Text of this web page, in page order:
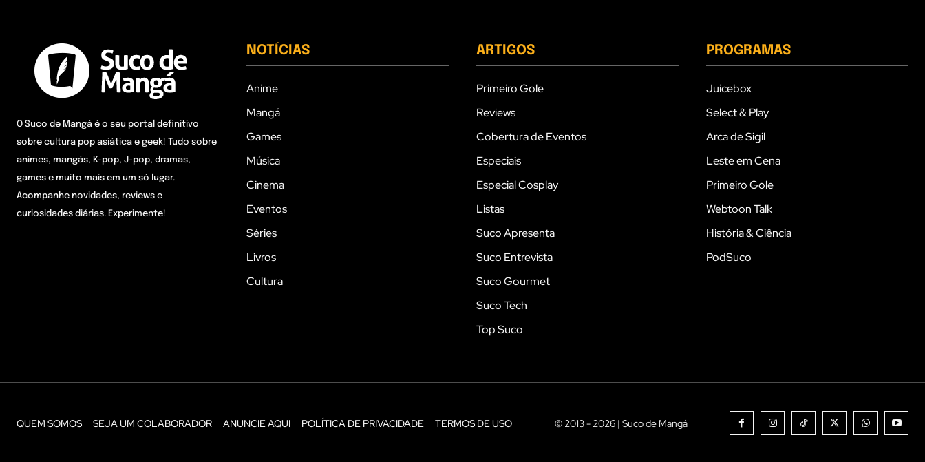
O Suco de Mangá é o seu portal definitivo
sobre cultura pop asiática e geek! Tudo sobre
animes, mangás, K-pop, J-pop, dramas,
games e muito mais em um só lugar.
Acompanhe novidades, reviews e
curiosidades diárias. Experimente!
NOTÍCIAS
Anime
Mangá
Games
Música
Cinema
Eventos
Séries
Livros
Cultura
ARTIGOS
Primeiro Gole
Reviews
Cobertura de Eventos
Especiais
Especial Cosplay
Listas
Suco Apresenta
Suco Entrevista
Suco Gourmet
Suco Tech
Top Suco
PROGRAMAS
Juicebox
Select & Play
Arca de Sigil
Leste em Cena
Primeiro Gole
Webtoon Talk
História & Ciência
PodSuco
QUEM SOMOS SEJA UM COLABORADOR ANUNCIE AQUI POLÍTICA DE PRIVACIDADE TERMOS DE USO © 2013 - 2026 | Suco de Mangá